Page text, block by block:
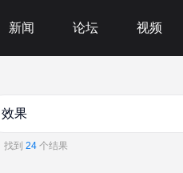
新闻 论坛 视频
找到 24 个结果